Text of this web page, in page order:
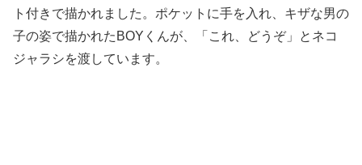
ト付きで描かれました。ポケットに手を入れ、キザな男の
子の姿で描かれたBOYくんが、「これ、どうぞ」とネコ
ジャラシを渡しています。